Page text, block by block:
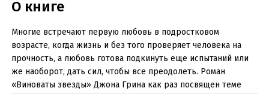
О книге
Многие встречают первую любовь в подростковом
возрасте, когда жизнь и без того проверяет человека на
прочность, а любовь готова подкинуть еще испытаний или
же наоборот, дать сил, чтобы все преодолеть. Роман
«Виноваты звезды» Джона Грина как раз посвящен теме